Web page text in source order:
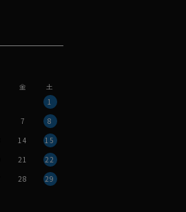
金
土
1
7
8
14
15
21
22
28
29